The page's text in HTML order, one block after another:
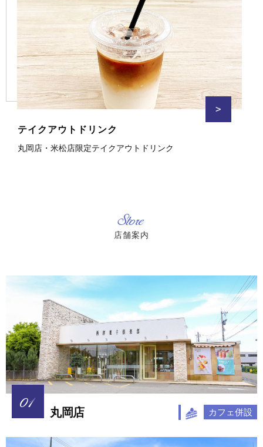
>
テイクアウトドリンク
丸岡店・米松店限定テイクアウトドリンク
Store
店舗案内
丸岡店 カフェ併設